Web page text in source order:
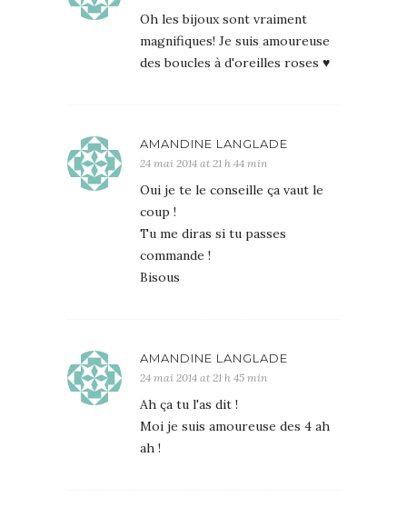
Oh les bijoux sont vraiment
magnifiques! Je suis amoureuse
des boucles à d'oreilles roses ♥
AMANDINE LANGLADE
24 mai 2014 at 21 h 44 min
Oui je te le conseille ça vaut le
coup !
Tu me diras si tu passes
commande !
Bisous
AMANDINE LANGLADE
24 mai 2014 at 21 h 45 min
Ah ça tu l'as dit !
Moi je suis amoureuse des 4 ah
ah !